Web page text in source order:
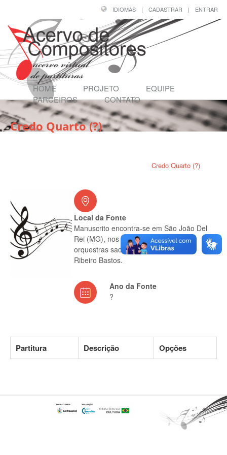
IDIOMAS | CADASTRAR | ENTRAR
HOME PROJETO
EQUIPE
PARCEIROS
CONTATO
Credo Quarto (?)
Credo Quarto (?)
Local da Fonte
Manuscrito encontra-se em São João Del
Rei (MG), nos arquivos musicais das
orquestras sacras Lira Sanjoanense e
Ribeiro Bastos.
Ano da Fonte
?
Partitura Descrição Opções